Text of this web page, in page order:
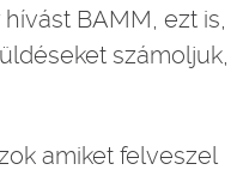
BAMM, ezt is,
számoljuk,
amiket felveszel